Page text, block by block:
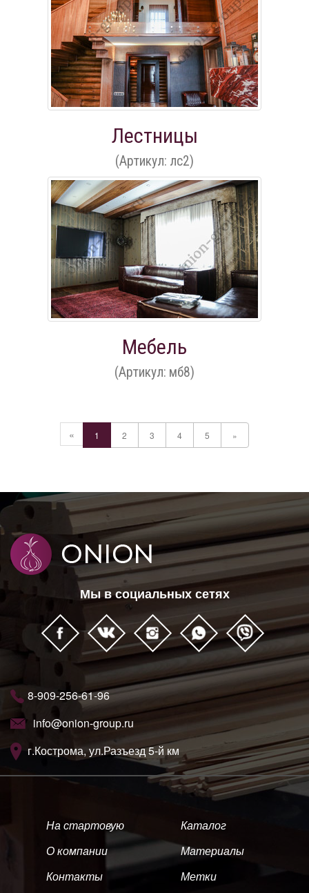
Лестницы
(Артикул: лс2)
Мебель
(Артикул: мб8)
« 1 2 3 4 5 »
Мы в социальных сетях
8-909-256-61-96
info@onion-group.ru
г.Кострома, ул.Разъезд 5-й км
На стартовую
О компании
Контакты
Каталог
Материалы
Метки